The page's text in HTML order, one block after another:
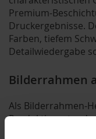
Premium-
Druckergebnisse.
Farben, tiefem
Detailwiedergabe
Bilderrahmen
Als Bilderrahmen-
"Made in